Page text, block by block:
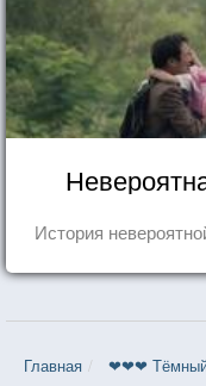
История
Главная ❤❤❤ Тёмный